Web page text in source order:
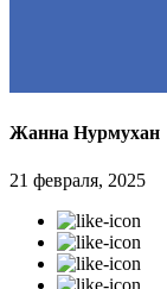
Жанна Нурмухан
21 февраля, 2025